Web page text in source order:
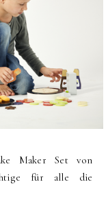
Maker Set von
für alle die